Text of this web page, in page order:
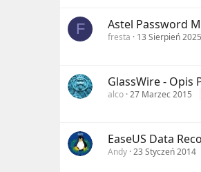
F Astel Password
fresta 13 Sierpień 2025
GlassWire - Opis
alco 27 Marzec 2015
EaseUS Data
Andy 23 Styczeń 2014